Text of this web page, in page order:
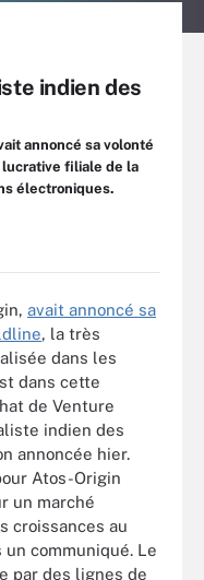
indien des
annoncé sa volonté
filiale de la
électroniques.
avait annoncé sa
, la très
dans les
dans cette
de Venture
indien des
annoncée hier.
Atos-Origin
un marché
croissances au
un communiqué. Le
par des lignes de